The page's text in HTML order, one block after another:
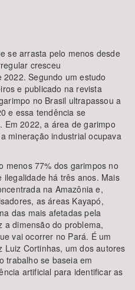
BUSCAR
se arrasta pelo menos desde
cresceu
Segundo um estudo
e publicado na revista
no Brasil ultrapassou a
e essa tendência se
Em 2022, a área de garimpo
mineração industrial ocupava
menos 77% dos garimpos no
há três anos. Mais
na Amazônia e,
as áreas Kayapó,
das mais afetadas pela
a dimensão do problema,
vai ocorrer no Pará. É um
Luiz Cortinhas, um dos autores
trabalho se baseia em
artificial para identificar as